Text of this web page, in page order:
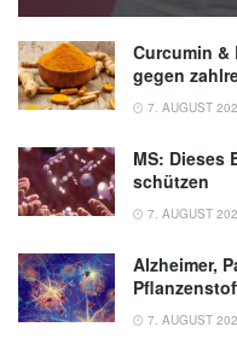
Curcumin &
gegen
7. AUGUST
MS: Dieses
schützen
7. AUGUST
Alzheimer,
7. AUGUST